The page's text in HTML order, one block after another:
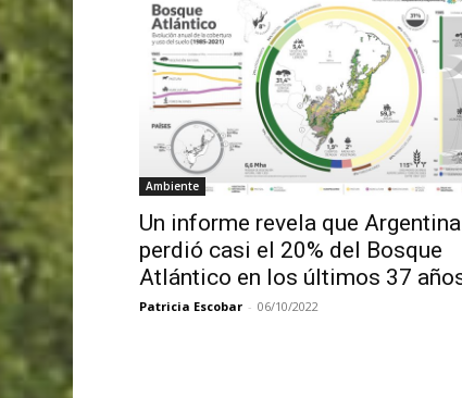
Ambiente
Un informe revela que Argentina
perdió casi el 20% del Bosque
Atlántico en los últimos 37
Patricia Escobar - 06/10/2022